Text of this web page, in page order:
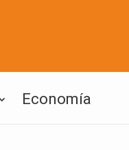
Economía